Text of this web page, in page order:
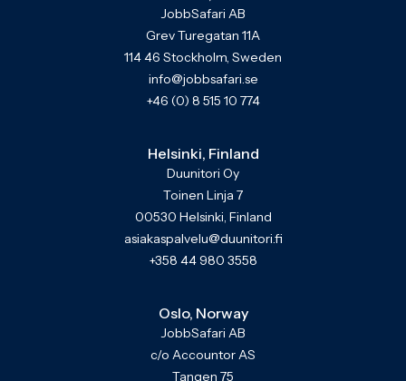
JobbSafari AB
Grev Turegatan 11A
114 46 Stockholm, Sweden
info@jobbsafari.se
+46 (0) 8 515 10 774
Helsinki, Finland
Duunitori Oy
Toinen Linja 7
00530 Helsinki, Finland
asiakaspalvelu@duunitori.fi
+358 44 980 3558
Oslo, Norway
JobbSafari AB
c/o Accountor AS
Tangen 75